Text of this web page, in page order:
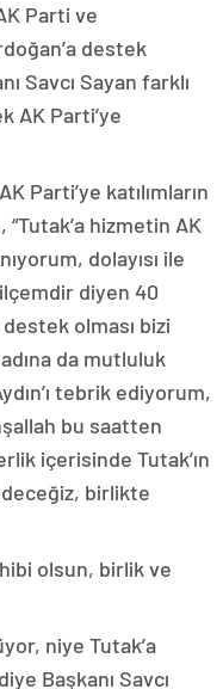
Parti ve
destek
Savcı Sayan farklı
AK Parti’ye
Parti’ye katılımların
hizmetin AK
dolayısı ile
diyen 40
olması bizi
da mutluluk
tebrik ediyorum,
bu saatten
içerisinde Tutak’ın
birlikte
olsun, birlik ve
niye Tutak’a
Başkanı Savcı